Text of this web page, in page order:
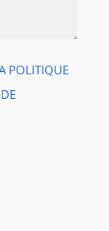
POLITIQUE